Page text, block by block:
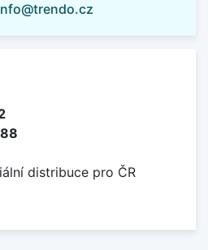
distribuce pro ČR